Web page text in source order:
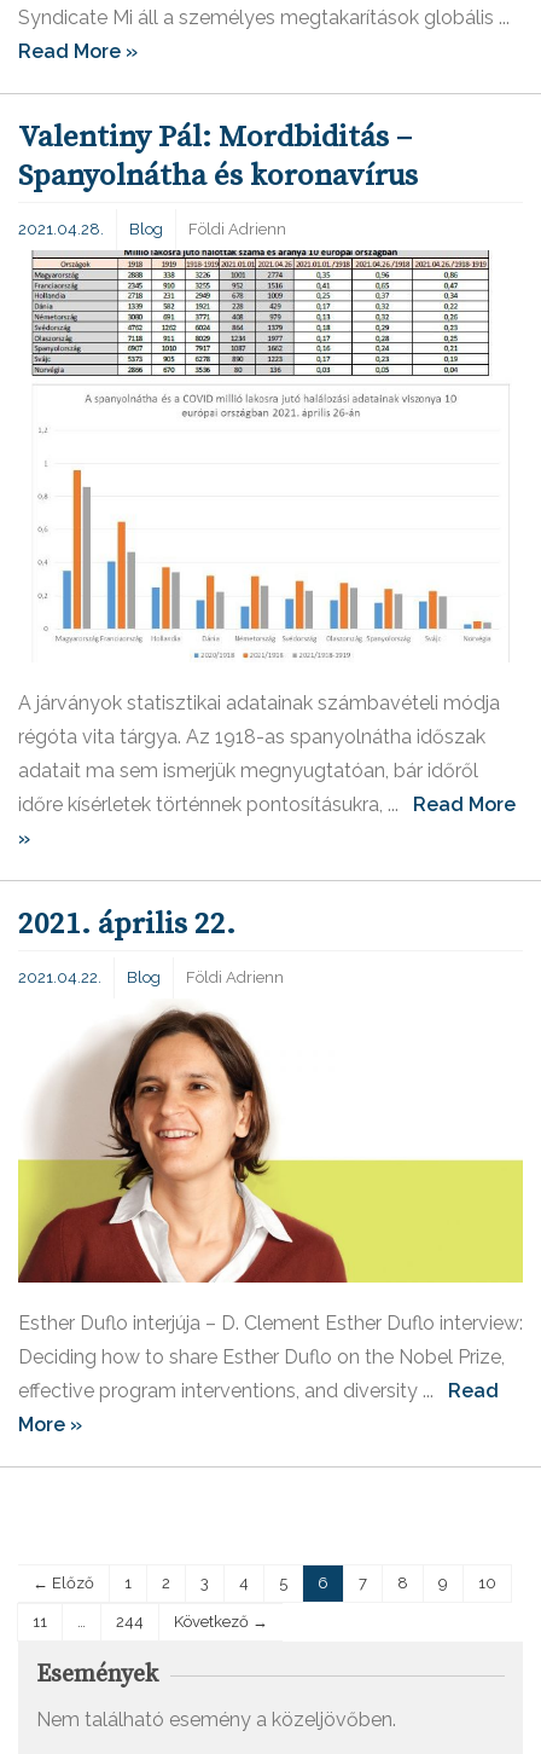
Syndicate Mi áll a személyes megtakarítások globális ...
Read More »
Valentiny Pál: Mordbiditás –
Spanyolnátha és koronavírus
2021.04.28. Blog Földi Adrienn
A járványok statisztikai adatainak számbavételi módja
régóta vita tárgya. Az 1918-as spanyolnátha időszak
adatait ma sem ismerjük megnyugtatóan, bár időről
időre kísérletek történnek pontosításukra, ... Read More
»
2021. április 22.
2021.04.22. Blog Földi Adrienn
Esther Duflo interjúja – D. Clement Esther Duflo interview:
Deciding how to share Esther Duflo on the Nobel Prize,
effective program interventions, and diversity ... Read
More »
← Előző 1 2 3 4 5 6 7 8 9 10
11 244 Következő →
Események
Nem található esemény a közeljövőben.